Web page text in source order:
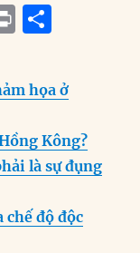
P
n
t
a
re
họa ở
Kông?
là sự đụng
chế độ độc